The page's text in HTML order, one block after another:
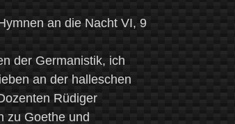
an die Nacht VI, 9
der Germanistik, ich
an der halleschen
Rüdiger
zu Goethe und